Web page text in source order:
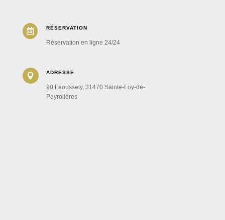
 RÉSERVATION
Réservation en ligne 24/24
 ADRESSE
90 Faoussely, 31470 Sainte-Foy-de-
Peyrolières